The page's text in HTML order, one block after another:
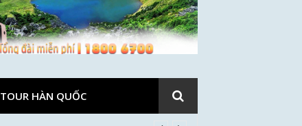
TOUR HÀN QUỐC